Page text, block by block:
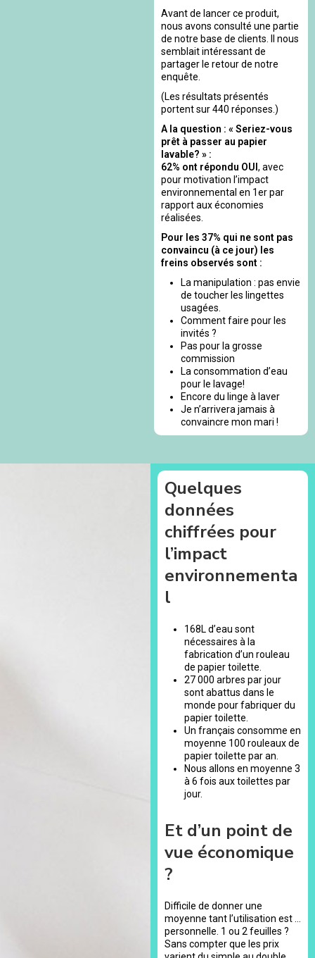
Avant de lancer ce produit,
nous avons consulté une partie
de notre base de clients. Il nous
semblait intéressant de
partager le retour de notre
enquête.
(Les résultats présentés
portent sur 440 réponses.)
A la question : « Seriez-vous
prêt à passer au papier
lavable? » :
62% ont répondu OUI, avec
pour motivation l’impact
environnemental en 1er par
rapport aux économies
réalisées.
Pour les 37% qui ne sont pas
convaincu (à ce jour) les
freins observés sont :
La manipulation : pas envie
de toucher les lingettes
usagées.
Comment faire pour les
invités ?
Pas pour la grosse
commission
La consommation d’eau
pour le lavage!
Encore du linge à laver
Je n’arrivera jamais à
convaincre mon mari !
Quelques
données
chiffrées pour
l’impact
environnementa
l
168L d’eau sont
nécessaires à la
fabrication d’un rouleau
de papier toilette.
27 000 arbres par jour
sont abattus dans le
monde pour fabriquer du
papier toilette.
Un français consomme en
moyenne 100 rouleaux de
papier toilette par an.
Nous allons en moyenne 3
à 6 fois aux toilettes par
jour.
Et d’un point de
vue économique
?
Difficile de donner une
moyenne tant l’utilisation est …
personnelle. 1 ou 2 feuilles ?
Sans compter que les prix